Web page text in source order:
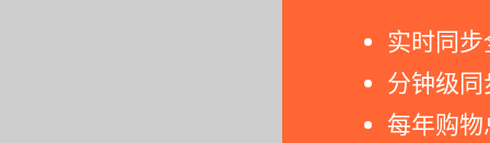
实时同
分钟级
每年购